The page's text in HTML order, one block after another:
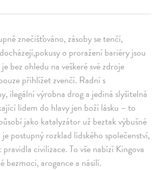
znečišťováno, zásoby se tenčí,
o proražení bariéry jsou
bez ohledu na veškeré své zdroje
přihlížet zvenčí. Radní s
ilegální výrobna drog a jediná slyšitelná
lidem do hlavy jen boží lásku – to
jako katalyzátor už beztak výbušné
postupný rozklad lidského společenství,
civilizace. To vše nabízí Kingova
bezmoci, arogance a násilí.